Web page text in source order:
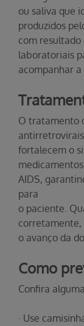
ou saliva que
produzidos
com resultado
laboratoriais
acompanhar
O tratamento
fortalecem o
AIDS,
para
o paciente.
corretamente,
o avanço da
Como
Confira
· Use